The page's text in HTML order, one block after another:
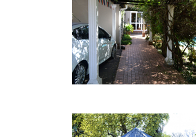
• Jedes Zimmer hat einen
Geschäftsgäste
• Alle Kreditkarten werden
• Alle Zimmer sind
gut beleuchteter Pavillon ist
Raucher sich entspannen und
• Ein Wäscheservice steht
Verfügung und ein Bügeleisen